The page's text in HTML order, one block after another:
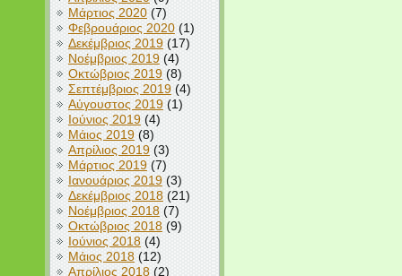
Μάρτιος 2020(7)
Φεβρουάριος 2020(1)
Δεκέμβριος 2019(17)
Νοέμβριος 2019(4)
Οκτώβριος 2019(8)
Σεπτέμβριος 2019(4)
Αύγουστος 2019(1)
Ιούνιος 2019(4)
Μάιος 2019(8)
Απρίλιος 2019(3)
Μάρτιος 2019(7)
Ιανουάριος 2019(3)
Δεκέμβριος 2018(21)
Νοέμβριος 2018(7)
Οκτώβριος 2018(9)
Ιούνιος 2018(4)
Μάιος 2018(12)
Απρίλιος 2018(2)